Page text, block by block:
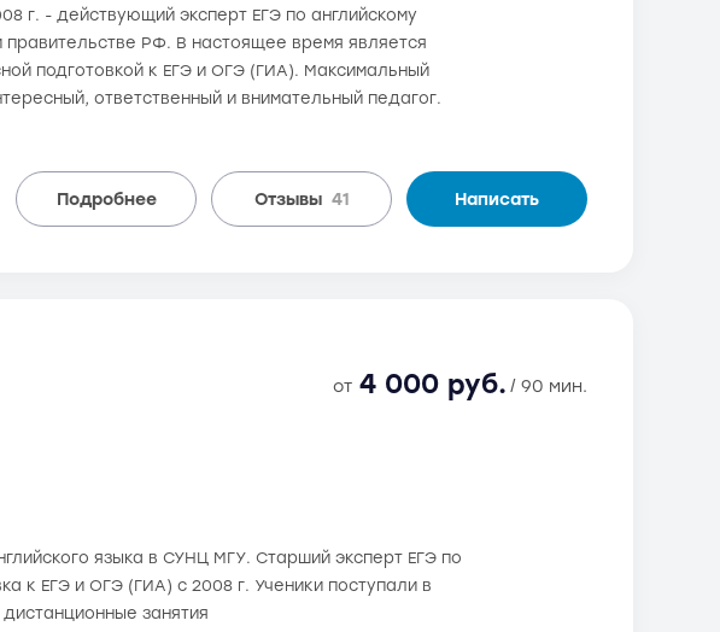
г. - действующий эксперт ЕГЭ по английскому
РФ. В настоящее время является
подготовкой к ЕГЭ и ОГЭ (ГИА). Максимальный
ответственный и внимательный педагог.
Подробнее Отзывы 41 Написать
от 4 000 руб. / 90 мин.
языка в СУНЦ МГУ. Старший эксперт ЕГЭ по
к ЕГЭ и ОГЭ (ГИА) с 2008 г. Ученики поступали в
занятия